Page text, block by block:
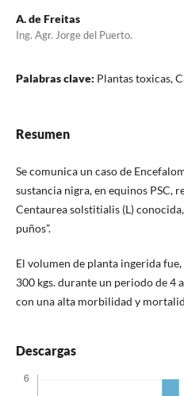
A. de Freitas
Ing. Agr. Jorge del Puerto.
Palabras clave: Plantas toxicas,
Resumen
Se comunica un caso de
sustancia nigra, en equinos PSC,
Centaurea solstitialis (L)
puños”.
El volumen de planta ingerida
300 kgs. durante un periodo de 4
con una alta morbilidad y
Descargas